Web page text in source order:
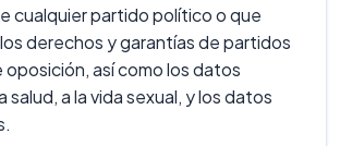
cualquier partido político o que
derechos y garantías de partidos
así como los datos
salud, a la vida sexual, y los datos